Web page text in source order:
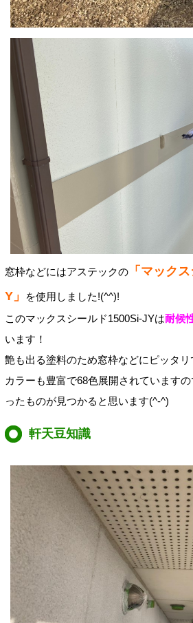
窓枠などにはアステックの 「マック
Y」
を使用しました!(^^)!
このマックスシールド1500Si-JYは耐候
います！
艶も出る塗料のため窓枠などにピッタリ
カラーも豊富で68色展開されています
ったものが見つかると思います(^-^)
軒天豆知識